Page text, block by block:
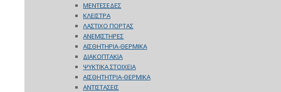
ΜΕΝΤΕΣΕΔΕΣ
ΚΛΕΙΣΤΡΑ
ΛΑΣΤΙΧΟ ΠΟΡΤΑΣ
ΑΝΕΜΙΣΤΗΡΕΣ
ΑΙΣΘΗΤΗΡΙΑ-ΘΕΡΜΙΚΑ
ΔΙΑΚΟΠΤΑΚΙΑ
ΨΥΚΤΙΚΑ ΣΤΟΙΧΕΙΑ
ΑΙΣΘΗΤΗΤΡΙΑ-ΘΕΡΜΙΚΑ
ΑΝΤΙΣΤΑΣΕΙΣ